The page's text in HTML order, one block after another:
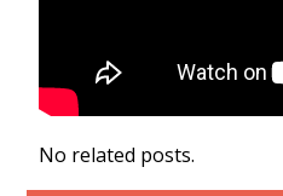
No related posts.